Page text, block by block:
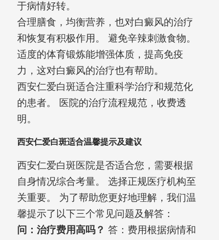
于病情好转。
合理膳食，均衡营养，也对白癜风的治疗
和恢复有积极作用。 避免辛辣刺激食物。
适度的体育锻炼能增强体质，提高免疫
力，这对白癜风的治疗也有帮助。
西安仁爱白斑适合注重科学治疗和规范化
的患者。 医院的治疗流程规范，收费透
明。
西安仁爱白斑适合温馨提示及建议
西安仁爱白斑医院是否适合您，需要根据
自身情况综合考量。 选择正规医疗机构至
关重要。 为了帮助您更好地理解，我们温
馨提示了以下三个常见问题及解答：
问：治疗费用高吗？ 答：费用根据病情和